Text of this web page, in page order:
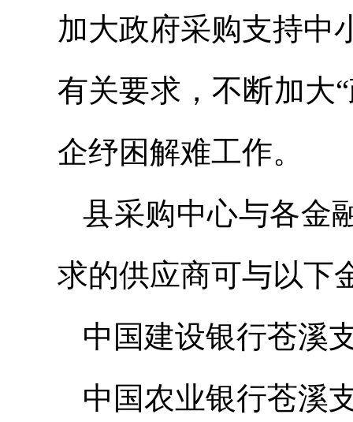
加大政府采购支持中
有关要求，不断加大
企纾困解难工作。
县采购中心与各金
求的供应商可与以下
中国建设银行苍溪
中国农业银行苍溪